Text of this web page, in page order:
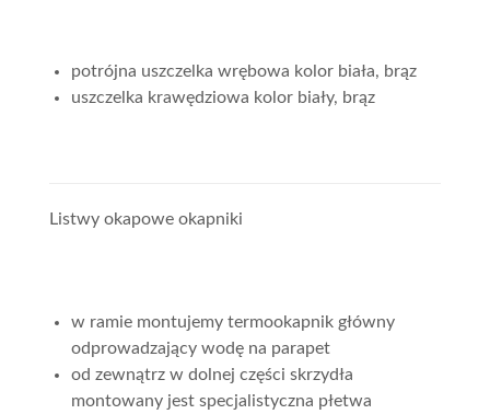
potrójna uszczelka wrębowa kolor biała, brąz
uszczelka krawędziowa kolor biały, brąz
Listwy okapowe okapniki
w ramie montujemy termookapnik główny
odprowadzający wodę na parapet
od zewnątrz w dolnej części skrzydła
montowany jest specjalistyczna płetwa